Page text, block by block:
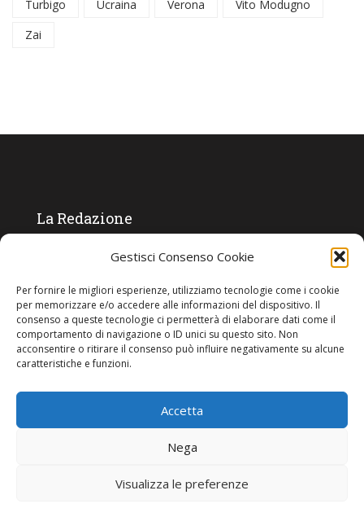
Gestisci Consenso Cookie
Per fornire le migliori esperienze, utilizziamo tecnologie come i cookie
per memorizzare e/o accedere alle informazioni del dispositivo. Il
consenso a queste tecnologie ci permetterà di elaborare dati come il
comportamento di navigazione o ID unici su questo sito. Non
acconsentire o ritirare il consenso può influire negativamente su alcune
caratteristiche e funzioni.
Accetta
Nega
Visualizza le preferenze
Turbigo
Ucraina Verona
Vito Modugno
Zai
La Redazione
Direttore responsabile:Angelo Paratico
Critica Letteraria:Ambrogio Bianchi
Vita Politica:Ermete Barbieri
Costume e moda: Ada Simoni
Copyright © 2022 Giornale Cangrande. Tutti i diritti sono riservati.